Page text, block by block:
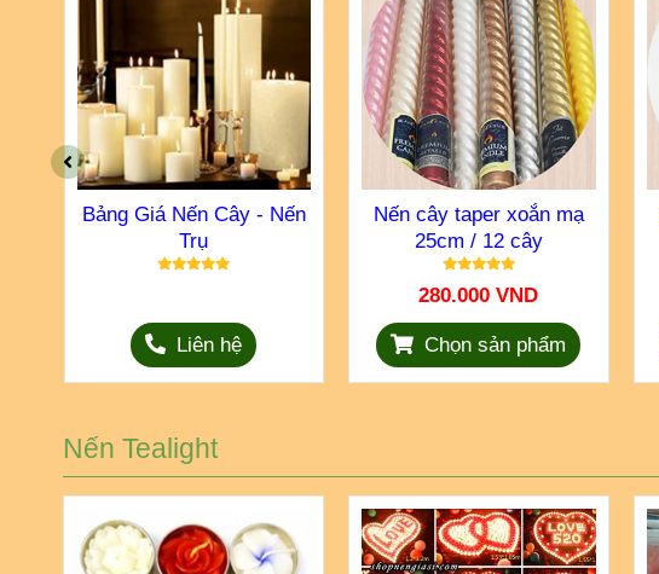
Bảng Giá Nến Cây - Nến
Trụ
Liên hệ
Nến cây taper xoắn mạ
25cm / 12 cây
280.000 VND
Chọn sản phẩm
Nến Tealight